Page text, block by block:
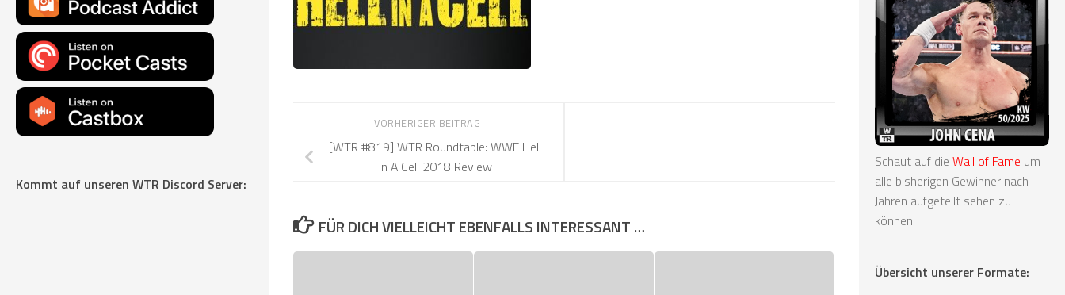
VORHERIGER BEITRAG
[WTR #819] WTR Roundtable: WWE Hell
In A Cell 2018 Review
FÜR DICH VIELLEICHT EBENFALLS INTERESSANT …
Kommt auf unseren WTR Discord Server:
Schaut auf die Wall of Fame um
alle bisherigen Gewinner nach
Jahren aufgeteilt sehen zu
können.
Übersicht unserer Formate: